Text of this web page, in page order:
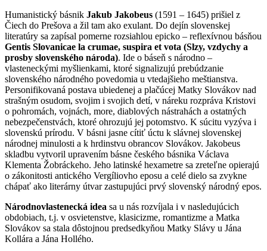
Humanistický básnik Jakub Jakobeus (1591 – 1645) prišiel z
Čiech do Prešova a žil tam ako exulant. Do dejín slovenskej
literatúry sa zapísal pomerne rozsiahlou epicko – reflexívnou básňou
Gentis Slovanicae la crumae, suspira et vota (Slzy, vzdychy a
prosby slovenského národa). Ide o báseň s národno –
vlasteneckými myšlienkami, ktoré signalizujú prebúdzanie
slovenského národného povedomia u vtedajšieho meštianstva.
Personifikovaná postava ubiedenej a plačúcej Matky Slovákov nad
strašným osudom, svojim i svojich detí, v náreku rozpráva Kristovi
o pohromách, vojnách, more, diablových nástrahách a ostatných
nebezpečenstvách, ktoré ohrozujú jej potomstvo. K súcitu vyzýva i
slovenskú prírodu. V básni jasne cítiť úctu k slávnej slovenskej
národnej minulosti a k hrdinstvu obrancov Slovákov. Jakobeus
skladbu vytvoril upravením básne českého básnika Václava
Klementa Žobráckeho. Jeho latinské hexametre sa zreteľne opierajú
o zákonitosti antického Vergíliovho eposu a celé dielo sa zvykne
chápať ako literárny útvar zastupujúci prvý slovenský národný epos.
Národnovlastenecká idea sa u nás rozvíjala i v nasledujúcich
obdobiach, t.j. v osvietenstve, klasicizme, romantizme a Matka
Slovákov sa stala dôstojnou predsedkyňou Matky Slávy u Jána
Kollára a Jána Hollého.